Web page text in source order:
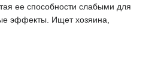
ее способности слабыми для
эффекты. Ищет хозяина,